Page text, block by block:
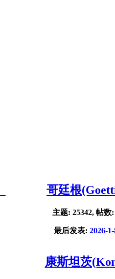
哥廷根
主题: 25342, 帖数:
最后发表: 2026-
康斯坦茨